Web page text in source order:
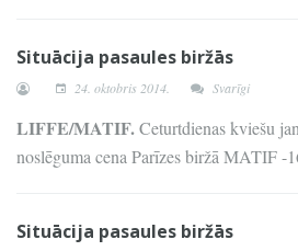
Situācija pasaules biržās
24. oktobris 2014. Svarīgi
LIFFE/MATIF.Ceturtdienas kviešu
noslēguma cena Parīzes biržā MATIF -
Situācija pasaules biržās